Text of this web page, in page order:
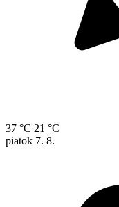
37 °C 21 °C
piatok 7. 8.